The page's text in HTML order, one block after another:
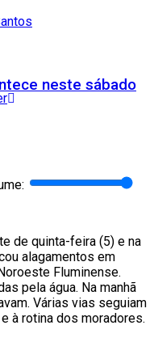
neste sábado
de quinta-feira (5) e na
alagamentos em
Fluminense.
pela água. Na manhã
Várias vias seguiam
à rotina dos moradores.